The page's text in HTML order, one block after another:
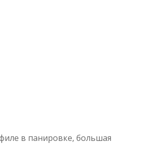
в панировке, большая